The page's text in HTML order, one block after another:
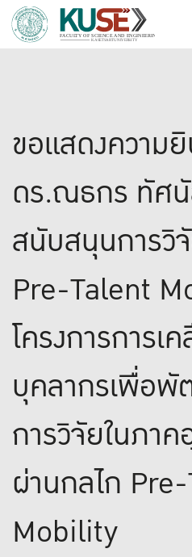
ขอแสดงความ
ดร.ณธกร ทัศนั
สนับสนุนการวิ
Pre-Talent
โครงการการเ
บุคลากรเพื่อ
การวิจัยในภา
ผ่านกลไก
Mobility